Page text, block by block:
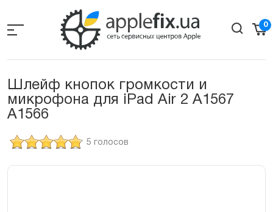
the
0
Шлейф кнопок громкости и
микрофона для iPad Air 2 A1567
A1566
5 голосов